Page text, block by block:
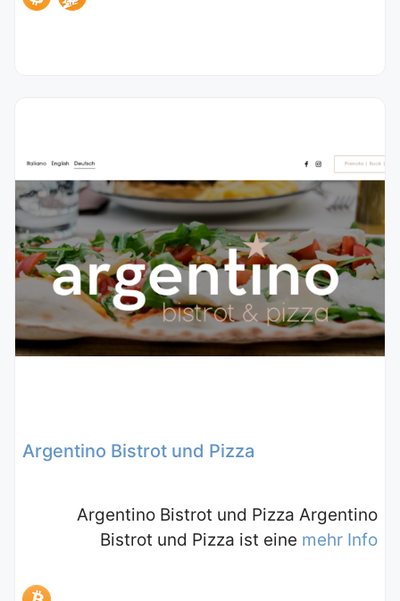
Argentino Bistrot und Pizza
Argentino Bistrot und Pizza Argentino
Bistrot und Pizza ist eine mehr Info